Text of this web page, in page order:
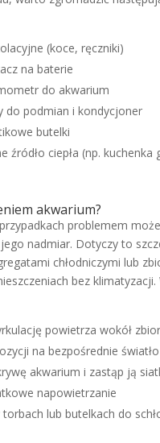
(koce, ręczniki)
na baterie
do akwarium
do podmian i kondycjoner
butelki
źródło ciepła (np. kuchenka
akwarium?
problemem
jego nadmiar. Dotyczy to
chłodniczymi lub
bez klimatyzacji.
powietrza wokół
na bezpośrednie
akwarium i zastąp ją
napowietrzanie
lub butelkach do